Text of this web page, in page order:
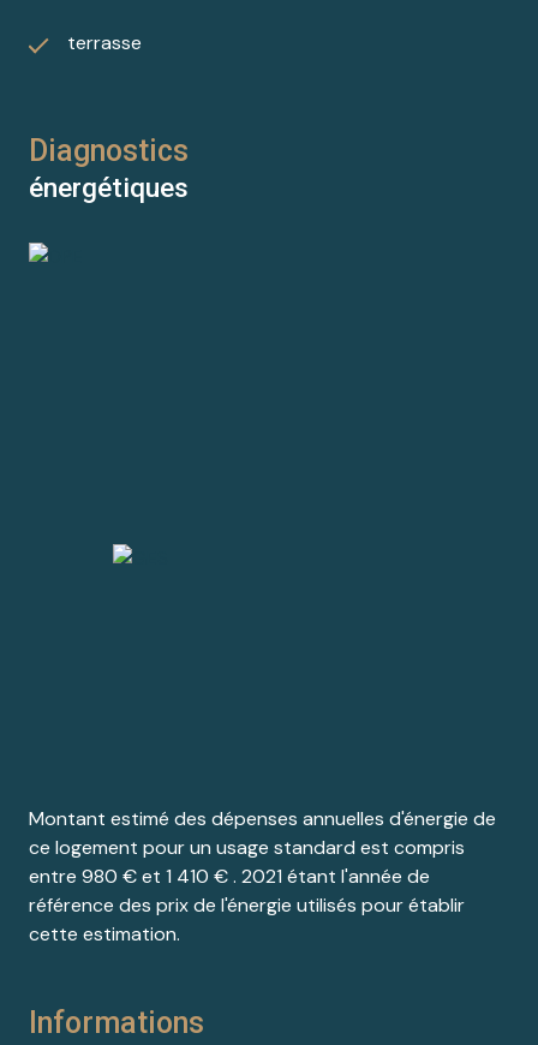
terrasse
Diagnostics
énergétiques
Montant estimé des dépenses annuelles d'énergie de
ce logement pour un usage standard est compris
entre 980 € et 1 410 € . 2021 étant l'année de
référence des prix de l'énergie utilisés pour établir
cette estimation.
Informations